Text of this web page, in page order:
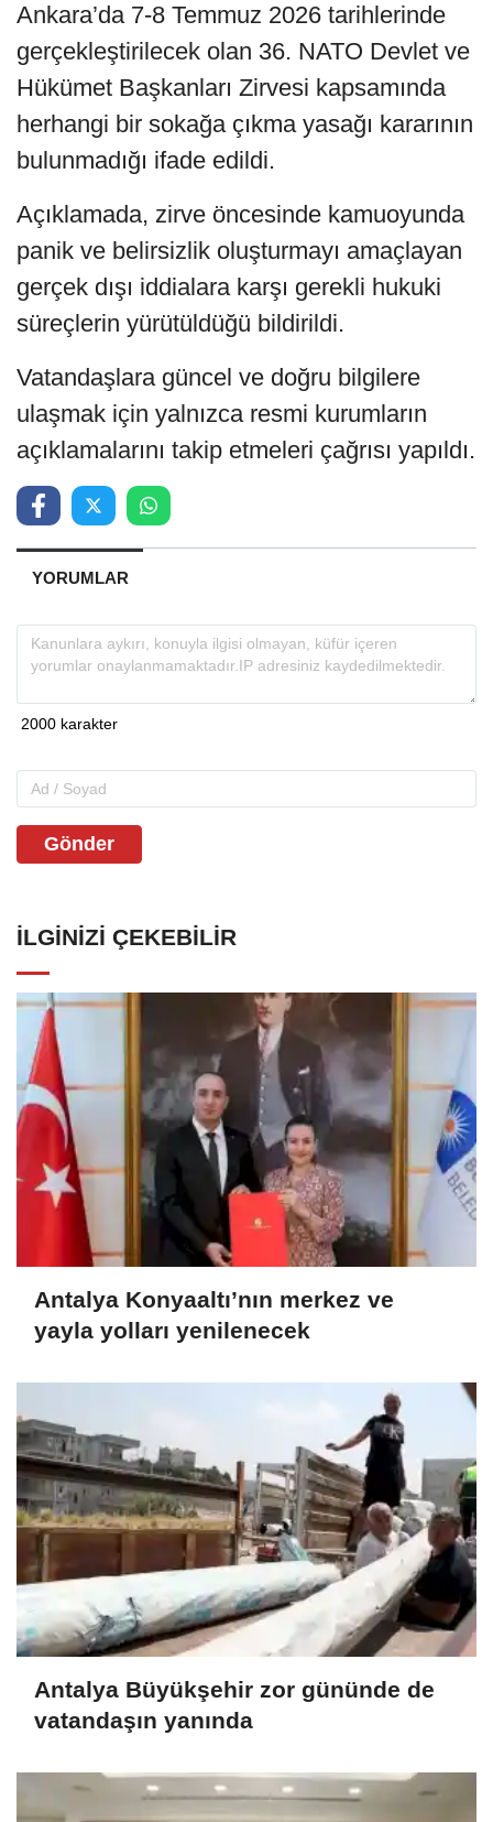
Ankara’da 7-8 Temmuz 2026 tarihlerinde
gerçekleştirilecek olan 36. NATO Devlet ve
Hükümet Başkanları Zirvesi kapsamında
herhangi bir sokağa çıkma yasağı kararının
bulunmadığı ifade edildi.
Açıklamada, zirve öncesinde kamuoyunda
panik ve belirsizlik oluşturmayı amaçlayan
gerçek dışı iddialara karşı gerekli hukuki
süreçlerin yürütüldüğü bildirildi.
Vatandaşlara güncel ve doğru bilgilere
ulaşmak için yalnızca resmi kurumların
açıklamalarını takip etmeleri çağrısı yapıldı.
YORUMLAR
Gönder
İLGINIZI ÇEKEBILIR
Antalya Konyaaltı’nın merkez ve
yayla yolları yenilenecek
Antalya Büyükşehir zor gününde de
vatandaşın yanında